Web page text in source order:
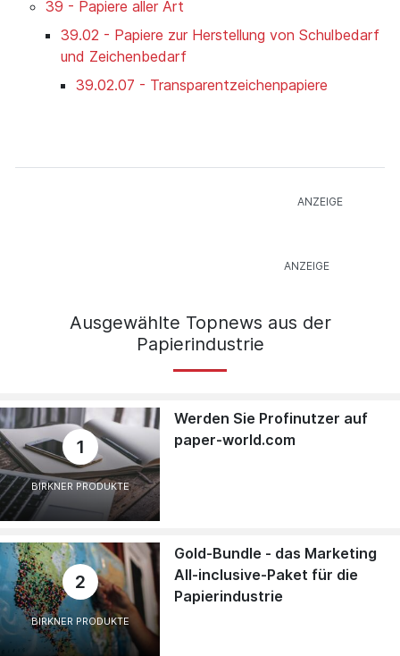
39 - Papiere aller Art
39.02 - Papiere zur Herstellung von Schulbedarf
und Zeichenbedarf
39.02.07 - Transparentzeichenpapiere
Ausgewählte Topnews aus der
Papierindustrie
1
BIRKNER PRODUKTE
Werden Sie Profinutzer auf
paper-world.com
2
BIRKNER PRODUKTE
Gold-Bundle - das Marketing
All-inclusive-Paket für die
Papierindustrie